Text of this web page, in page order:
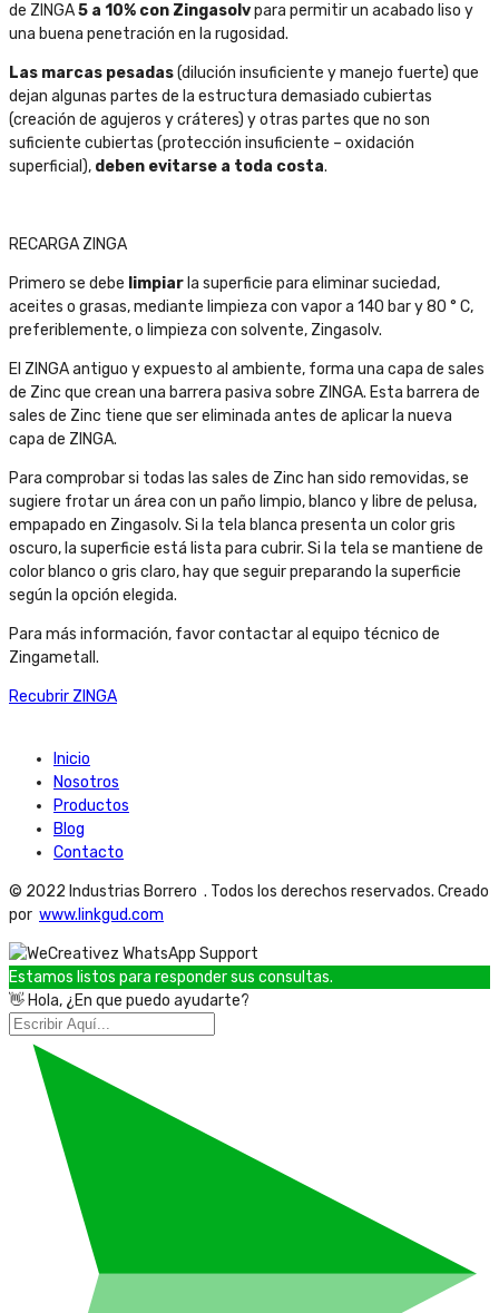
de ZINGA5 a 10% con Zingasolvpara permitir un acabado liso y
una buena penetración en la rugosidad.
Las marcas pesadas(dilución insuficiente y manejo fuerte) que
dejan algunas partes de la estructura demasiado cubiertas
(creación de agujeros y cráteres) y otras partes que no son
suficiente cubiertas (protección insuficiente – oxidación
superficial), deben evitarse a toda costa.
RECARGA ZINGA
Primero se debe limpiar la superficie para eliminar suciedad,
aceites o grasas, mediante limpieza con vapor a 140 bar y 80 ° C,
preferiblemente, o limpieza con solvente, Zingasolv.
El ZINGA antiguo y expuesto al ambiente, forma una capa de sales
de Zinc que crean una barrera pasiva sobre ZINGA. Esta barrera de
sales de Zinc tiene que ser eliminada antes de aplicar la nueva
capa de ZINGA.
Para comprobar si todas las sales de Zinc han sido removidas, se
sugiere frotar un área con un paño limpio, blanco y libre de pelusa,
empapado en Zingasolv. Si la tela blanca presenta un color gris
oscuro, la superficie está lista para cubrir. Si la tela se mantiene de
color blanco o gris claro, hay que seguir preparando la superficie
según la opción elegida.
Para más información, favor contactar al equipo técnico de
Zingametall.
Recubrir ZINGA
Inicio
Nosotros
Productos
Blog
Contacto
© 2022 Industrias Borrero . Todos los derechos reservados. Creado
por www.linkgud.com
Estamos listos para responder sus consultas.
👋 Hola, ¿En que puedo ayudarte?